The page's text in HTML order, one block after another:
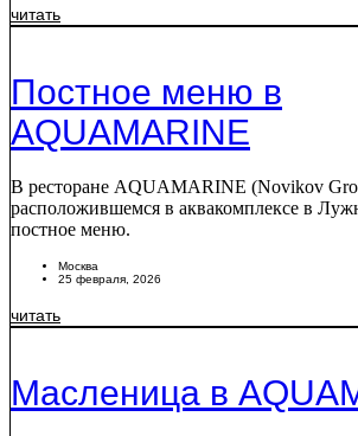
читать
Постное меню в
AQUAMARINE
В ресторане AQUAMARINE (Novikov
расположившемся в аквакомплексе в
постное меню.
Москва
25 февраля, 2026
читать
Масленица в